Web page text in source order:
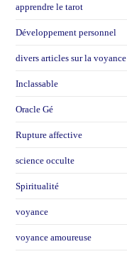
apprendre le tarot
Développement personnel
divers articles sur la voyance
Inclassable
Oracle Gé
Rupture affective
science occulte
Spiritualité
voyance
voyance amoureuse